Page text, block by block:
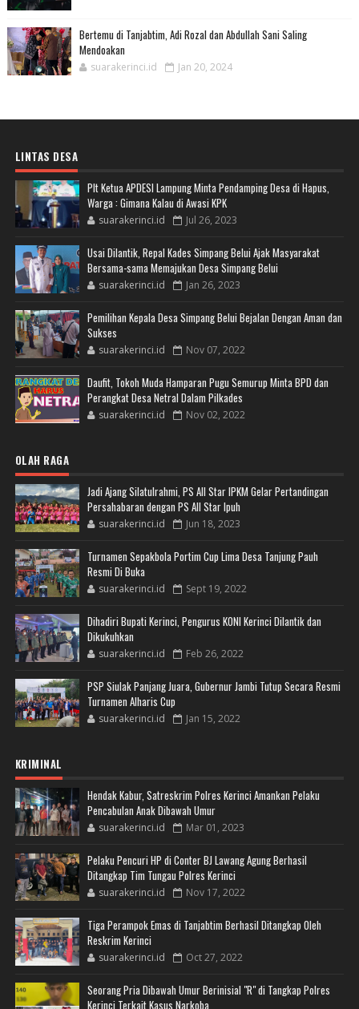
Bertemu di Tanjabtim, Adi Rozal dan Abdullah Sani Saling
Mendoakan
suarakerinci.id Jan 20, 2024
LINTAS DESA
Plt Ketua APDESI Lampung Minta Pendamping Desa di Hapus,
Warga : Gimana Kalau di Awasi KPK
suarakerinci.id Jul 26, 2023
Usai Dilantik, Repal Kades Simpang Belui Ajak Masyarakat
Bersama-sama Memajukan Desa Simpang Belui
suarakerinci.id Jan 26, 2023
Pemilihan Kepala Desa Simpang Belui Bejalan Dengan Aman dan
Sukses
suarakerinci.id Nov 07, 2022
Daufit, Tokoh Muda Hamparan Pugu Semurup Minta BPD dan
Perangkat Desa Netral Dalam Pilkades
suarakerinci.id Nov 02, 2022
OLAH RAGA
Jadi Ajang Silatulrahmi, PS All Star IPKM Gelar Pertandingan
Persahabaran dengan PS All Star Ipuh
suarakerinci.id Jun 18, 2023
Turnamen Sepakbola Portim Cup Lima Desa Tanjung Pauh
Resmi Di Buka
suarakerinci.id Sept 19, 2022
Dihadiri Bupati Kerinci, Pengurus KONI Kerinci Dilantik dan
Dikukuhkan
suarakerinci.id Feb 26, 2022
PSP Siulak Panjang Juara, Gubernur Jambi Tutup Secara Resmi
Turnamen Alharis Cup
suarakerinci.id Jan 15, 2022
KRIMINAL
Hendak Kabur, Satreskrim Polres Kerinci Amankan Pelaku
Pencabulan Anak Dibawah Umur
suarakerinci.id Mar 01, 2023
Pelaku Pencuri HP di Conter BJ Lawang Agung Berhasil
Ditangkap Tim Tungau Polres Kerinci
suarakerinci.id Nov 17, 2022
Tiga Perampok Emas di Tanjabtim Berhasil Ditangkap Oleh
Reskrim Kerinci
suarakerinci.id Oct 27, 2022
Seorang Pria Dibawah Umur Berinisial "R" di Tangkap Polres
Kerinci Terkait Kasus Narkoba